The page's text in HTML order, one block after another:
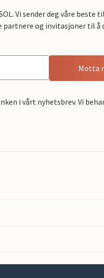
Vi sender deg våre beste
partnere og invitasjoner til å
Motta
i vårt nyhetsbrev. Vi